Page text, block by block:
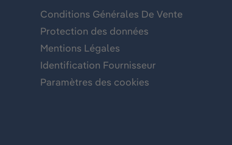
Conditions Générales De Vente
Protection des données
Mentions Légales
Identification Fournisseur
Paramètres des cookies